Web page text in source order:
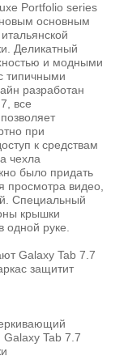
Portfolio series
основным
Деликатный
и модными
типичными
разработан
все
при
к средствам
чехла
было придать
просмотра видео,
Специальный
крышки
одной руке.
Galaxy Tab 7.7
защитит
Tab 7.7